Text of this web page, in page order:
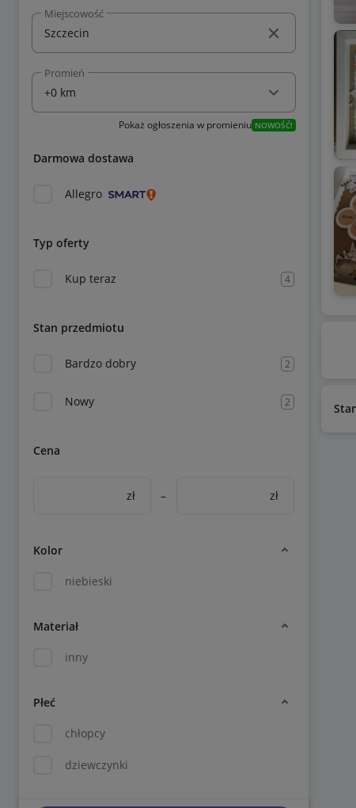
Miejscowość
Promień
Pokaż ogłoszenia w promieniu NOWOŚĆ!
Darmowa dostawa
Allegro
Typ oferty
Kup teraz 4
Stan przedmiotu
Bardzo dobry 2
Nowy 2
Cena
zł – zł
Kolor
niebieski
Materiał
inny
Płeć
chłopcy
dziewczynki